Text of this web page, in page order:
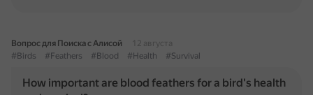
Вопрос для Поиска с Алисой
12 августа
#Birds
#Feathers #Blood #Health #Survival
How important are blood feathers for a bird's health